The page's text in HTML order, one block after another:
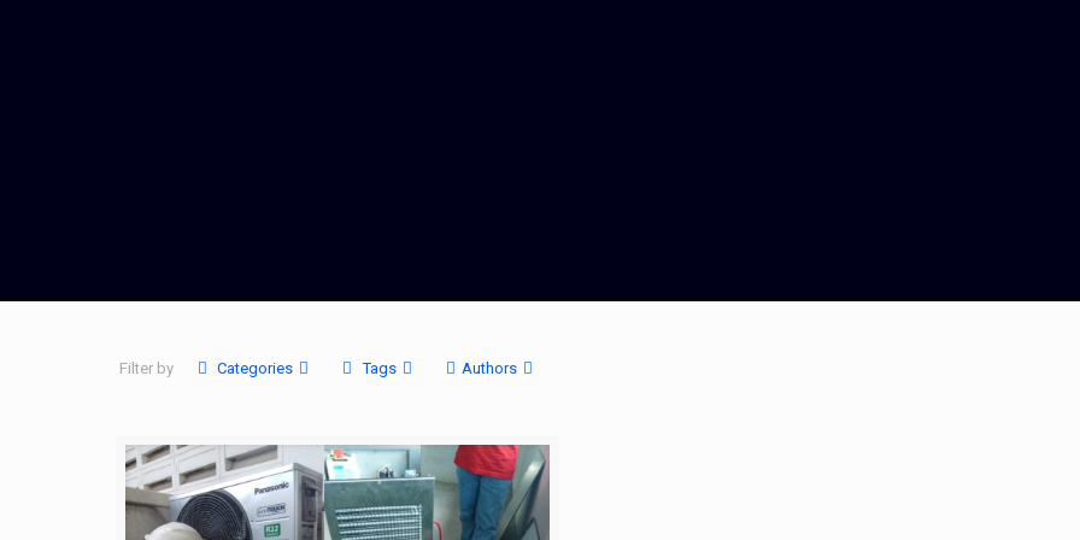
Filter by Categories Tags Authors